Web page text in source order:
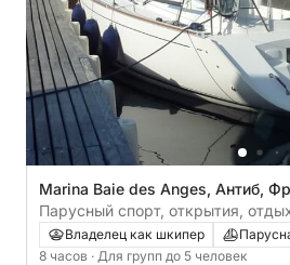
Marina Baie des Anges, Антиб,
Парусный спорт, открытия,
эмоции, досуг. От 2 до 5 человек.
Владелец как шкипер
8 часов · Для групп до 5 человек